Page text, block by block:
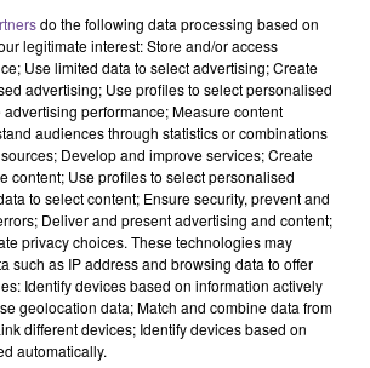
une société recherche
de commandes
F).
société recherche un préparateur de
(H/F). Vos missions : réception de
do the following data processing based on
legitimate interest: Store and/or access
Use limited data to select advertising; Create
advertising; Use profiles to select personalised
performance; Measure content
audiences through statistics or combinations
Develop and improve services; Create
content; Use profiles to select personalised
to select content; Ensure security, prevent and
Deliver and present advertising and content;
privacy choices. These technologies may
such as IP address and browsing data to offer
Identify devices based on information actively
geolocation data; Match and combine data from
different devices; Identify devices based on
automatically.